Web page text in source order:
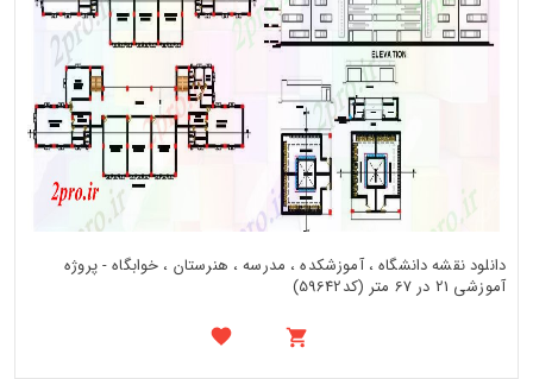
دانلود نقشه دانشگاه ، آموزشکده ، مدرسه ، هنرستان ، خوابگاه - پروژه
آموزشی 21 در 67 متر (کد59642)